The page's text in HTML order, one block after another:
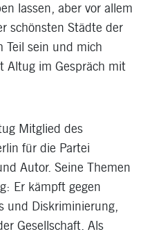
lassen, aber vor allem
schönsten Städte der
Teil sein und mich
Altug im Gespräch mit
Mitglied des
für die Partei
Autor. Seine Themen
Er kämpft gegen
und Diskriminierung,
Gesellschaft. Als